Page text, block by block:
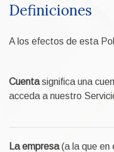
Definiciones
A los efectos de esta
Cuentasignifica una
acceda a nuestro
La empresa(a la que en